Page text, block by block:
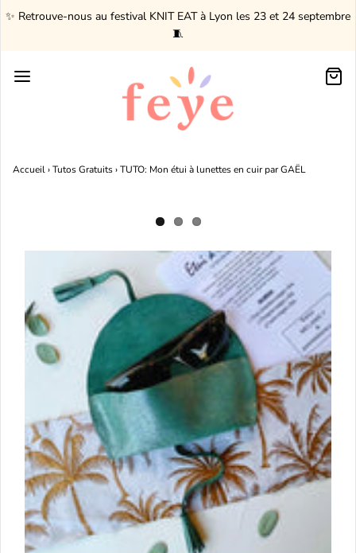
✨ Retrouve-nous au festival KNIT EAT à Lyon les 23 et 24 septembre
🧵
Accueil›Tutos Gratuits›TUTO: Mon étui à lunettes en cuir par GAËL